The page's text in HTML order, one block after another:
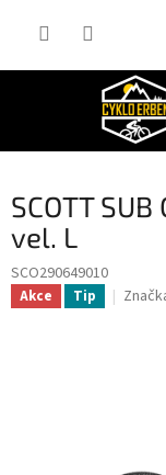
SCOTT SUB
vel. L
SCO290649010
Akce Tip